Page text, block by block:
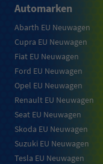
Automarken
Abarth EU Neuwagen
Cupra EU Neuwagen
Fiat EU Neuwagen
Ford EU Neuwagen
Opel EU Neuwagen
Renault EU Neuwagen
Seat EU Neuwagen
Skoda EU Neuwagen
Suzuki EU Neuwagen
Tesla EU Neuwagen